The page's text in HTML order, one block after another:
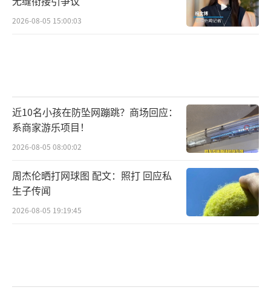
2026-08-05 15:00:03
近10名小孩在防坠网蹦跳？商场回应：
系商家游乐项目！
2026-08-05 08:00:02
周杰伦晒打网球图 配文：照打 回应私
生子传闻
2026-08-05 19:19:45